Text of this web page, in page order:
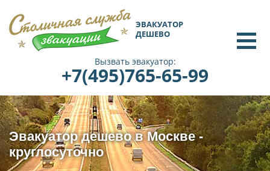
ЭВАКУАТОР
ДЕШЕВО
Вызвать эвакуатор:
+7(495)765-65-99
Эвакуатор дешево в Москве -
круглосуточно